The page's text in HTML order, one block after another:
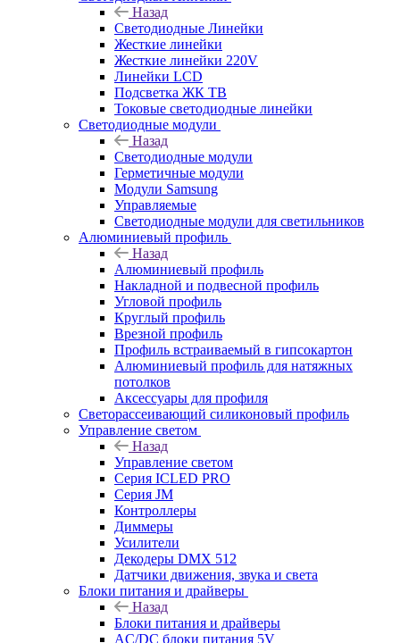
Назад
Светодиодные Линейки
Жесткие линейки
Жесткие линейки 220V
Линейки LCD
Подсветка ЖК ТВ
Токовые светодиодные линейки
Светодиодные модули
Назад
Светодиодные модули
Герметичные модули
Модули Samsung
Управляемые
Светодиодные модули для светильников
Алюминиевый профиль
Назад
Алюминиевый профиль
Накладной и подвесной профиль
Угловой профиль
Круглый профиль
Врезной профиль
Профиль встраиваемый в гипсокартон
Алюминиевый профиль для натяжных
потолков
Аксессуары для профиля
Светорассеивающий силиконовый профиль
Управление светом
Назад
Управление светом
Серия ICLED PRO
Серия JM
Контроллеры
Диммеры
Усилители
Декодеры DMX 512
Датчики движения, звука и света
Блоки питания и драйверы
Назад
Блоки питания и драйверы
AC/DC блоки питания 5V